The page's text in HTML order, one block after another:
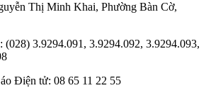
Thị Minh Khai, Phường Bàn Cờ,
3.9294.091, 3.9294.092, 3.9294.093,
Điện tử: 08 65 11 22 55